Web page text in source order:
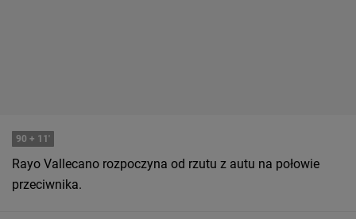
90 + 11'
Rayo Vallecano rozpoczyna od rzutu z autu na połowie
przeciwnika.